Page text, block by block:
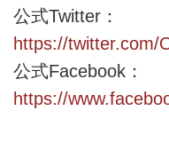
公式Twitter：
https://twitter.com/
公式Facebook：
https://